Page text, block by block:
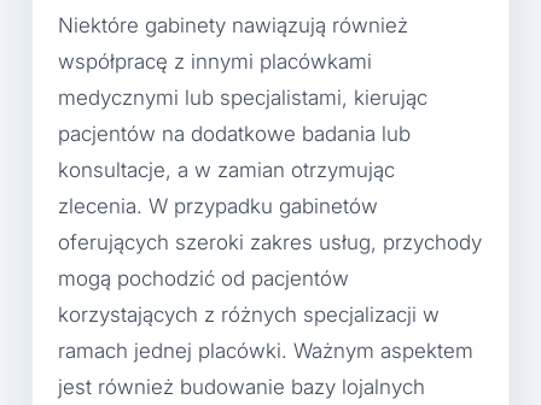
Niektóre gabinety nawiązują również
współpracę z innymi placówkami
medycznymi lub specjalistami, kierując
pacjentów na dodatkowe badania lub
konsultacje, a w zamian otrzymując
zlecenia. W przypadku gabinetów
oferujących szeroki zakres usług, przychody
mogą pochodzić od pacjentów
korzystających z różnych specjalizacji w
ramach jednej placówki. Ważnym aspektem
jest również budowanie bazy lojalnych